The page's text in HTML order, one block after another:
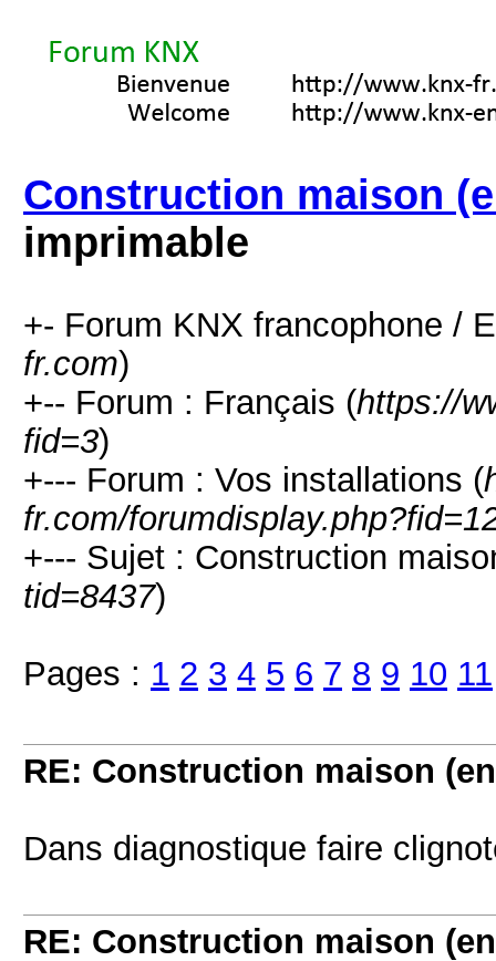
Construction maison
imprimable
+- Forum KNX francophone /
fr.com)
+-- Forum : Français (https://
fid=3)
+--- Forum : Vos installations (
fr.com/
+--- Sujet : Construction
tid=8437)
Pages : 1 2 3 4 5 6 7 8 9 10 11
RE: Construction maison
Dans diagnostique faire
RE: Construction maison